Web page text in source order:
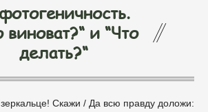
виноват?“ и “Что
делать?“
Скажи / Да всю правду доложи: